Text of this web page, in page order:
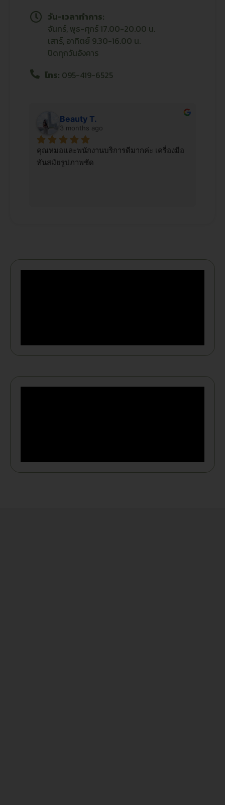
วัน-เวลาทำการ:
จันทร์, พุธ-ศุกร์ 17.00-20.00 น.
เสาร์, อาทิตย์ 9.30-16.00 น.
ปิดทุกวันอังคาร
โทร: 095-419-6525
Beauty T.
3 months ago
คุณหมอและพนักงานบริการดีมากค่ะ เครื่องมือ
ทันสมัยรูปภาพชัด